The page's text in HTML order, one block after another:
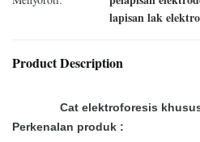
lapisan lak
Product Description
Cat elektroforesis
Perkenalan produk :